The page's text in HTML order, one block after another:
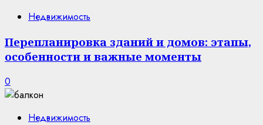
Недвижимость
Перепланировка зданий и домов: этапы,
особенности и важные моменты
0
Недвижимость